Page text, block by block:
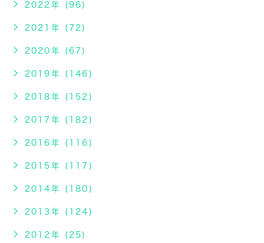
2022年 (96)
2021年 (72)
2020年 (67)
2019年 (146)
2018年 (152)
2017年 (182)
2016年 (116)
2015年 (117)
2014年 (180)
2013年 (124)
2012年 (25)